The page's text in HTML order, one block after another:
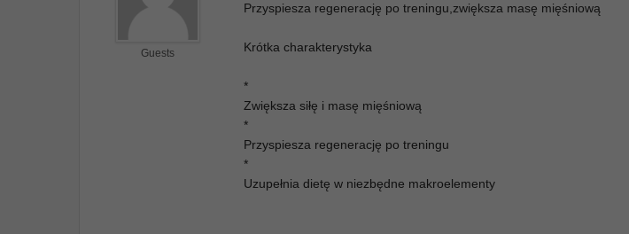
Guests
Przyspiesza regenerację po treningu,zwiększa masę mięśniową
Krótka charakterystyka
*
Zwiększa siłę i masę mięśniową
*
Przyspiesza regenerację po treningu
*
Uzupełnia dietę w niezbędne makroelementy